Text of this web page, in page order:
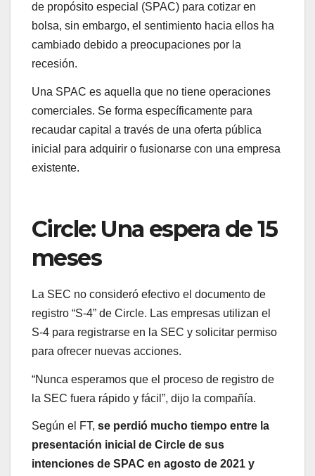
de propósito especial (SPAC) para cotizar en
bolsa, sin embargo, el sentimiento hacia ellos ha
cambiado debido a preocupaciones por la
recesión.
Una SPAC es aquella que no tiene operaciones
comerciales. Se forma específicamente para
recaudar capital a través de una oferta pública
inicial para adquirir o fusionarse con una empresa
existente.
Circle: Una espera de 15
meses
La SEC no consideró efectivo el documento de
registro “S-4” de Circle. Las empresas utilizan el
S-4 para registrarse en la SEC y solicitar permiso
para ofrecer nuevas acciones.
“Nunca esperamos que el proceso de registro de
la SEC fuera rápido y fácil”, dijo la compañía.
Según el FT, se perdió mucho tiempo entre la
presentación inicial de Circle de sus
intenciones de SPAC en agosto de 2021 y